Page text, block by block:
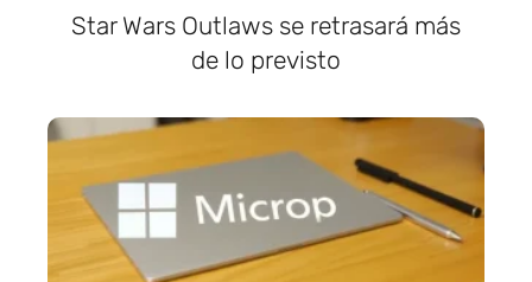
Star Wars Outlaws se retrasará más
de lo previsto